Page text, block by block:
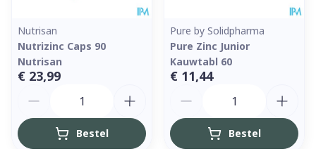
Nutrisan
Nutrizinc Caps 90
Nutrisan
€ 23,99
Bestel
Pure by Solidpharma
Pure Zinc Junior
Kauwtabl 60
€ 11,44
Bestel